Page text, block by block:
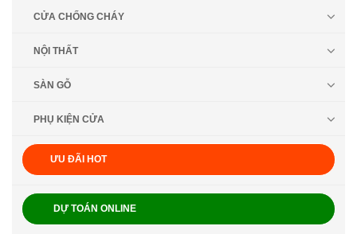
CỬA CHỐNG CHÁY
NỘI THẤT
SÀN GỖ
PHỤ KIỆN CỬA
ƯU ĐÃI HOT
DỰ TOÁN ONLINE